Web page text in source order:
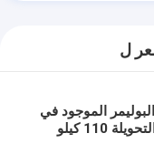
ل
الموجود في
الصواعق لتعويض التحويلة 110 كيلو